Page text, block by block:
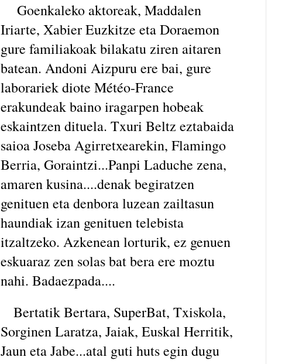
Goenkaleko aktoreak, Maddalen
Iriarte, Xabier Euzkitze eta Doraemon
gure familiakoak bilakatu ziren aitaren
batean. Andoni Aizpuru ere bai, gure
laborariek diote Météo-France
erakundeak baino iragarpen hobeak
eskaintzen dituela. Txuri Beltz eztabaida
saioa Joseba Agirretxearekin, Flamingo
Berria, Goraintzi...Panpi Laduche zena,
amaren kusina....denak begiratzen
genituen eta denbora luzean zailtasun
haundiak izan genituen telebista
itzaltzeko. Azkenean lorturik, ez genuen
eskuaraz zen solas bat bera ere moztu
nahi. Badaezpada....
Bertatik Bertara, SuperBat, Txiskola,
Sorginen Laratza, Jaiak, Euskal Herritik,
Jaun eta Jabe...atal guti huts egin dugu